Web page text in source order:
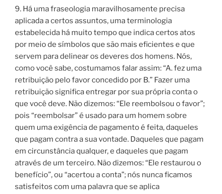
9. Há uma fraseologia maravilhosamente precisa
aplicada a certos assuntos, uma terminologia
estabelecida há muito tempo que indica certos atos
por meio de símbolos que são mais eficientes e que
servem para delinear os deveres dos homens. Nós,
como você sabe, costumamos falar assim: “A. fez uma
retribuição pelo favor concedido por B.” Fazer uma
retribuição significa entregar por sua própria conta o
que você deve. Não dizemos: “Ele reembolsou o favor”;
pois “reembolsar” é usado para um homem sobre
quem uma exigência de pagamento é feita, daqueles
que pagam contra a sua vontade. Daqueles que pagam
em circunstância qualquer, e daqueles que pagam
através de um terceiro. Não dizemos: “Ele restaurou o
benefício”, ou “acertou a conta”; nós nunca ficamos
satisfeitos com uma palavra que se aplica